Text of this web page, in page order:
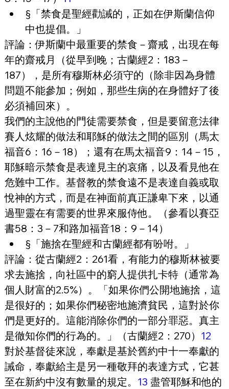
§「禁食是聖經勸誡的，正如在伊斯蘭信仰
中也提倡。」
評論：伊斯蘭中最重要的禁食－齋戒，出現在每
年的齋戒月（從早到晚；古蘭經2：183－
187），是所有穆斯林必須守的（除非因為身體
問題不能參加；例如，那些生病的在身體好了後
必須補回來）。
我們的主說他的門徒需要禁食，但是要留意法律
賽人炫耀的做法和耶穌的做法之間的區別（馬太
福音6：16－18）；還有在馬太福音9：14－15，
耶穌暗示禁食是表達見主的哀痛，以及看見他在
危難中工作。基督教的禁食遠不是表達自義或取
悅神的方式，而是在神面前真正謙卑下來，以通
過聖靈在有需要的世界來服侍他。（參看以賽亞
書58：3－7和路加福音18：9－14）
§「施捨在聖經和古蘭經都有吩咐。」
評論：從古蘭經2：261看，有能力的穆斯林被要
求去施捨，向社區中的窮人提供扎卡特（通常為
個人財富的2.5%）。「如果你們公開地施捨，這
是很好的；如果你們秘密地施濟貧民，這對於你
們是更好的。這能消除你們的一部分罪惡。真主
是徹知你們的行為的。」（古蘭經2：270） 12
對於基督徒來說，奉獻是基於舊約中十一奉獻的
誡命，奉獻給主是另一種敬拜的表達方式，它甚
至在新約中沒有數量的規定。 13 盡管耶穌和他的